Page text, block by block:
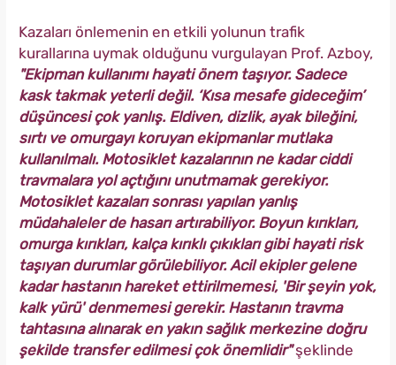
Kazaları önlemenin en etkili yolunun trafik
kurallarına uymak olduğunu vurgulayan Prof. Azboy,
"Ekipman kullanımı hayati önem taşıyor. Sadece
kask takmak yeterli değil. ‘Kısa mesafe gideceğim’
düşüncesi çok yanlış. Eldiven, dizlik, ayak bileğini,
sırtı ve omurgayı koruyan ekipmanlar mutlaka
kullanılmalı. Motosiklet kazalarının ne kadar ciddi
travmalara yol açtığını unutmamak gerekiyor.
Motosiklet kazaları sonrası yapılan yanlış
müdahaleler de hasarı artırabiliyor. Boyun kırıkları,
omurga kırıkları, kalça kırıklı çıkıkları gibi hayati risk
taşıyan durumlar görülebiliyor. Acil ekipler gelene
kadar hastanın hareket ettirilmemesi, 'Bir şeyin yok,
kalk yürü' denmemesi gerekir. Hastanın travma
tahtasına alınarak en yakın sağlık merkezine doğru
şekilde transfer edilmesi çok önemlidir"şeklinde